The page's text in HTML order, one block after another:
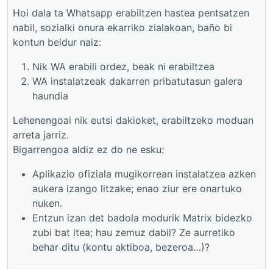
Hoi dala ta Whatsapp erabiltzen hastea pentsatzen
nabil, sozialki onura ekarriko zialakoan, baño bi
kontun beldur naiz:
Nik WA erabili ordez, beak ni erabiltzea
WA instalatzeak dakarren pribatutasun galera
haundia
Lehenengoai nik eutsi dakioket, erabiltzeko moduan
arreta jarriz.
Bigarrengoa aldiz ez do ne esku:
Aplikazio ofiziala mugikorrean instalatzea azken
aukera izango litzake; enao ziur ere onartuko
nuken.
Entzun izan det badola modurik Matrix bidezko
zubi bat itea; hau zemuz dabil? Ze aurretiko
behar ditu (kontu aktiboa, bezeroa…)?